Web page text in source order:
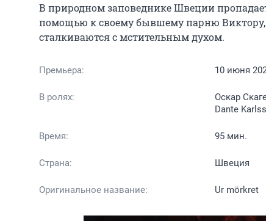
В природном заповеднике Швеции
помощью к своему бывшему парню Виктору,
сталкиваются с мстительным духом.
Премьера: 10 июня
В ролях:
Оскар
Dante
Время: 95 мин.
Страна: Швеция
Оригинальное название: Ur mörkret